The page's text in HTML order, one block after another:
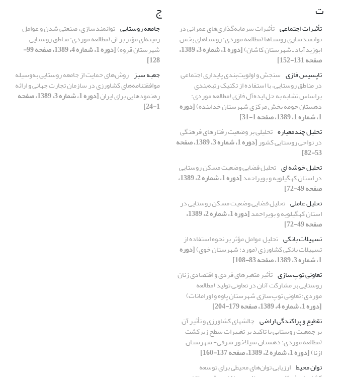
ت
تأثیرات اجتماعی تأثیرات سرمایه‌گذاری‌های عمرانی در
توانمندسازی روستاها (مطالعه موردی: روستاهای بخش
ابوزیدآباد ـ شهرستان کاشان) [دوره 1، شماره 3، 1389،
صفحه 131-152]
تاپسیس فازی سنجش و اولویت‌بندی پایداری اجتماعی
در مناطق روستایی، با استفاده از تکنیک رتبه‌بندی
براساس تشابه به حل ایده‌آل فازی (مطالعه موردی:
دهستان حومه بخش مرکزی شهرستان خدابنده)[دوره
1، شماره 1، 1389، صفحه 1-31]
تحلیل چندمعیاره تحلیلی بر وضعیت رفتارهای فرهنگی
در نواحی روستایی کشور [دوره 1، شماره 3، 1389، صفحه
53-82]
تحلیل خوشه ای تحلیل فضایی وضعیت مسکن روستایی
در استان کهگیلویه و بویراحمد [دوره 1، شماره 2، 1389،
صفحه 49-72]
تحلیل عاملی تحلیل فضایی وضعیت مسکن روستایی در
استان کهگیلویه و بویراحمد [دوره 1، شماره 2، 1389،
صفحه 49-72]
تسهیلات بانکی تحلیل عوامل مؤثر بر نحوه استفاده از
تسهیلات بانکی کشاورزی (مورد: شهرستان خوی)[دوره
1، شماره 3، 1389، صفحه 83-108]
تعاونی توپ‌سازی تأثیر متغیرهای فردی و اقتصادی زنان
روستایی بر مشارکت آنان در تعاونی تولید (مطالعه
موردی: تعاونی توپ‌سازی شهرستان پاوه و اورامانات)
[دوره 1، شماره 4، 1389، صفحه 179-204]
تقطیع و پراکندگی اراضی چالشهای کشاورزی و تأثیر آن
بر جمعیت روستایی با تاکید بر تغییرات سطح زیرکشت
(مطالعه موردی: دهستان سیلاخور شرقی- شهرستان
ازنا)[دوره 1، شماره 2، 1389، صفحه 137-160]
توان محیط ارزیابی توان‌های محیطی برای توسعه
ج
جامعه روستایی توانمندسازی، صنعتی شدن و عوامل
زمینه‌ای مؤثر بر آن (مطالعه موردی: مناطق روستایی
شهرستان قروه) [دوره 1، شماره 4، 1389، صفحه 99-
128]
جعبه سبز روش‌های حمایت از جامعه روستایی به‌وسیله
موافقتنامه‌های کشاورزی در سازمان تجارت جهانی و ارائه
رهنمودهایی برای ایران [دوره 1، شماره 3، 1389، صفحه
1-24]